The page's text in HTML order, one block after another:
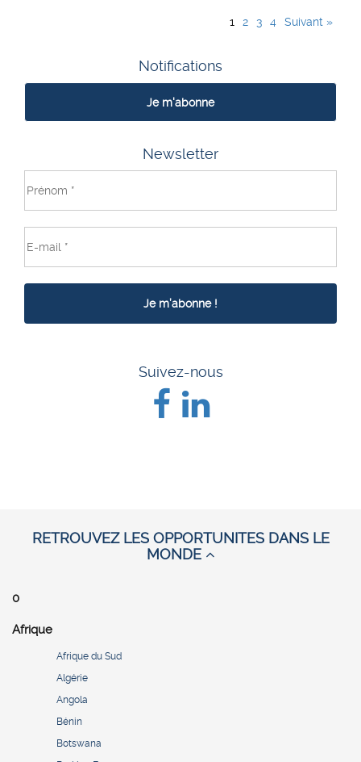
1 2 3 4 Suivant »
Notifications
Je m'abonne
Newsletter
Suivez-nous
RETROUVEZ LES OPPORTUNITES DANS LE
MONDE
0
Afrique
Afrique du Sud
Algérie
Angola
Bénin
Botswana